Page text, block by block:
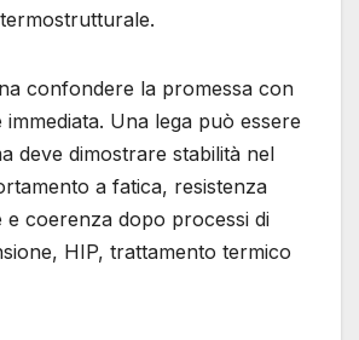
confondere la promessa con
immediata. Una lega può essere
deve dimostrare stabilità nel
a fatica, resistenza
e coerenza dopo processi di
HIP, trattamento termico